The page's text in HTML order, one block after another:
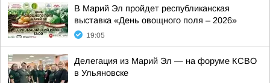
В Марий Эл пройдет республиканская
выставка «День овощного поля – 2026»
19:05
Делегация из Марий Эл — на форуме КСВО
в Ульяновске